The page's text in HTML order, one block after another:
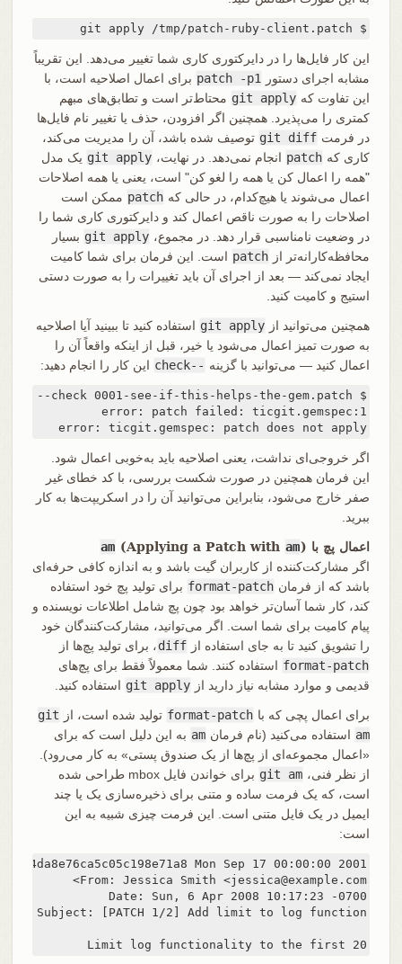
$ git apply /tmp/patch-ruby-client.patch
این کار فایل‌ها را در دایرکتوری کاری شما تغییر می‌دهد. این تقریباً
مشابه اجرای دستور
patch -p1 برای اعمال اصلاحیه است، با
این تفاوت که git apply محتاط‌تر است و تطابق‌های مبهم
کمتری را می‌پذیرد. همچنین اگر افزودن، حذف یا تغییر نام فایل‌ها
در فرمت git diff توصیف شده باشد، آن را مدیریت می‌کند،
کاری که patch انجام نمی‌دهد. در نهایت، git apply یک مدل
"همه را اعمال کن یا همه را لغو کن" است، یعنی یا همه اصلاحات
اعمال می‌شوند یا هیچ‌کدام، در حالی که patch ممکن است
اصلاحات را به صورت ناقص اعمال کند و دایرکتوری کاری شما را
در وضعیت نامناسبی قرار دهد. در مجموع، git apply بسیار
محافظه‌کارانه‌تر از patch است. این فرمان برای شما کامیت
ایجاد نمی‌کند — بعد از اجرای آن باید تغییرات را به صورت دستی
استیج و کامیت کنید.
همچنین می‌توانید از git apply استفاده کنید تا ببینید آیا اصلاحیه
به صورت تمیز اعمال می‌شود یا خیر، قبل از اینکه واقعاً آن را
اعمال کنید — می‌توانید با گزینه --check این کار را انجام دهید:
error: patch failed: ticgit.gemspec:1
error: ticgit.gemspec: patch does not apply
اگر خروجی‌ای نداشت، یعنی اصلاحیه باید به‌خوبی اعمال شود.
این فرمان همچنین در صورت شکست بررسی، با کد خطای غیر
صفر خارج می‌شود، بنابراین می‌توانید آن را در اسکریپت‌ها به کار
ببرید.
اعمال پچ با am (Applying a Patch with am)
اگر مشارکت‌کننده از کاربران گیت باشد و به اندازه کافی حرفه‌ای
باشد که از فرمان format-patch برای تولید پچ خود استفاده
کند، کار شما آسان‌تر خواهد بود چون پچ شامل اطلاعات نویسنده و
پیام کامیت برای شما است. اگر می‌توانید، مشارکت‌کنندگان خود
را تشویق کنید تا به جای استفاده از diff، برای تولید پچ‌ها از
format-patch استفاده کنند. شما معمولاً فقط برای پچ‌های
قدیمی و موارد مشابه نیاز دارید از git apply استفاده کنید.
برای اعمال پچی که با format-patch تولید شده است، از
git
am استفاده می‌کنید (نام فرمان am به این دلیل است که برای
«اعمال مجموعه‌ای از پچ‌ها از یک صندوق پستی» به کار می‌رود).
از نظر فنی، git am
برای خواندن فایل mbox طراحی شده
است، که یک فرمت ساده و متنی برای ذخیره‌سازی یک یا چند
ایمیل در یک فایل متنی است. این فرمت چیزی شبیه به این
است:
From: Jessica Smith <jessica@example.com>
Date: Sun, 6 Apr 2008 10:17:23 -0700
Limit log functionality to the first 20